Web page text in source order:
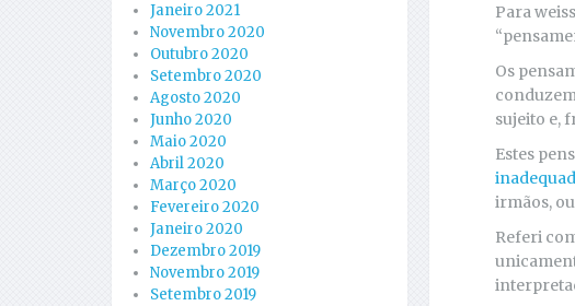
Para
Os
sujeito e,
Estes
irmãos,
Referi
Janeiro 2021
Novembro 2020
Outubro 2020
Setembro 2020
Agosto 2020
Junho 2020
Maio 2020
Abril 2020
Março 2020
Fevereiro 2020
Janeiro 2020
Dezembro 2019
Novembro 2019
Setembro 2019